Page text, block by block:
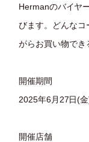
Hermanのバイヤ
びます。どんなコ
がらお買い物でき
開催期間
2025年6月27日(
開催店舗